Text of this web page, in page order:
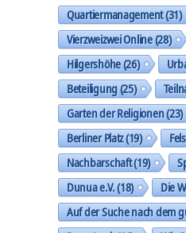
Quartiermanagement(31)
Vierzweizwei Online(28)
Hilgershöhe(26)
Beteiligung(25)
Garten der Religionen(23)
Berliner Platz(19)
Nachbarschaft(19)
Dunua e.V.(18) Die
Auf der Suche nach dem